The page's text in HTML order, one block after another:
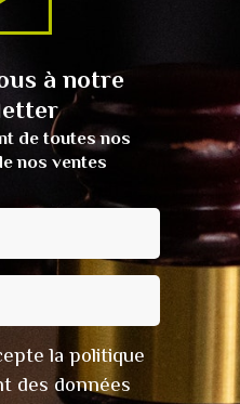
à notre
de toutes nos
nos ventes
la politique
des données